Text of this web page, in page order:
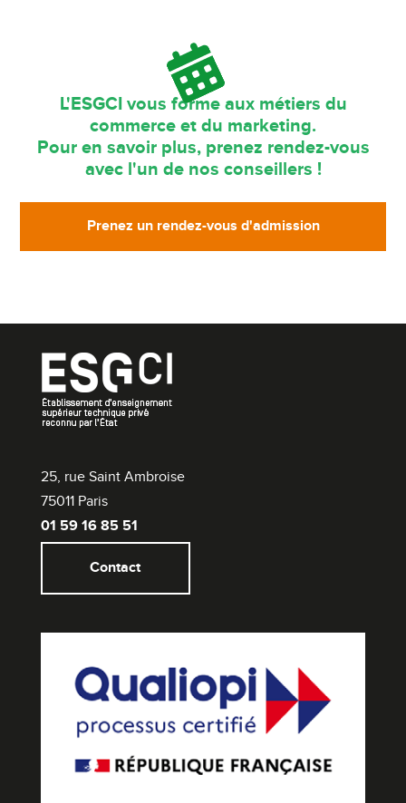
L'ESGCI vous forme aux métiers du
commerce et du marketing.
Pour en savoir plus, prenez rendez-vous
avec l'un de nos conseillers !
Prenez un rendez-vous d'admission
25, rue Saint Ambroise
75011 Paris
01 59 16 85 51
Contact